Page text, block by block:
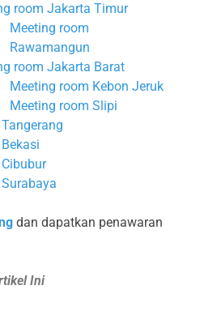
room Jakarta Timur
Meeting room
Rawamangun
room Jakarta Barat
Meeting room Kebon Jeruk
Meeting room Slipi
dan dapatkan penawaran
Ini